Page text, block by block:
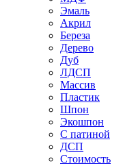
Эмаль
Акрил
Береза
Дерево
Дуб
ЛДСП
Массив
Пластик
Шпон
Экошпон
С патиной
ДСП
Стоимость